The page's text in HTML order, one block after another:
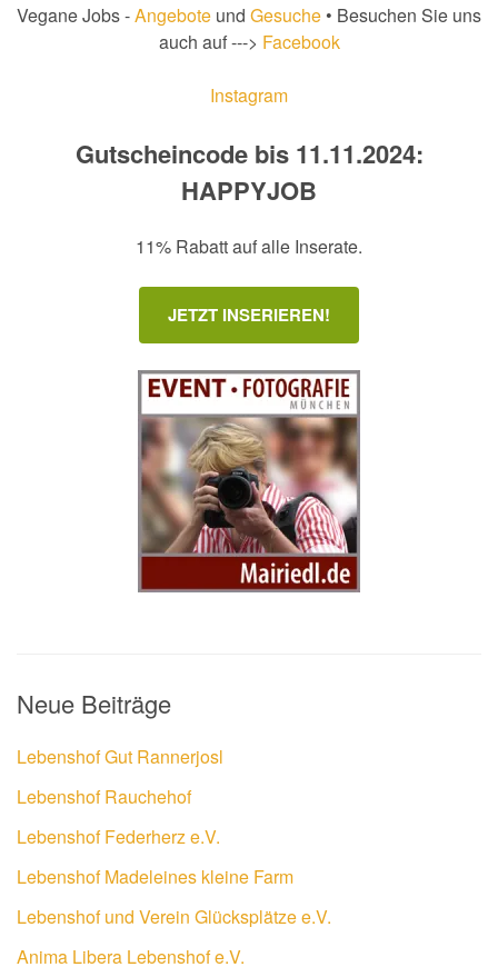
Vegane Jobs -Angebote und Gesuche • Besuchen Sie uns
auch auf ---> Facebook
Instagram
Gutscheincode bis 11.11.2024:
HAPPYJOB
11% Rabatt auf alle Inserate.
JETZT INSERIEREN!
Neue Beiträge
Lebenshof Gut Rannerjosl
Lebenshof Rauchehof
Lebenshof Federherz e.V.
Lebenshof Madeleines kleine Farm
Lebenshof und Verein Glücksplätze e.V.
Anima Libera Lebenshof e.V.